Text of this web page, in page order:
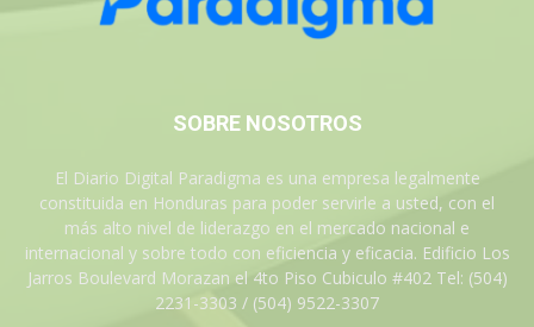
SOBRE NOSOTROS
El Diario Digital Paradigma es una empresa legalmente
constituida en Honduras para poder servirle a usted, con el
más alto nivel de liderazgo en el mercado nacional e
internacional y sobre todo con eficiencia y eficacia. Edificio Los
Jarros Boulevard Morazan el 4to Piso Cubiculo #402 Tel: (504)
2231-3303 / (504) 9522-3307